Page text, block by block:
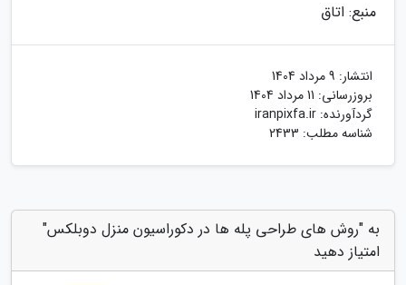
منبع: اتاق
انتشار: 9 مرداد 1404
بروزرسانی: 11 مرداد 1404
گردآورنده: iranpixfa.ir
شناسه مطلب: 2433
به "روش های طراحی پله ها در دکوراسیون منزل دوبلکس"
امتیاز دهید